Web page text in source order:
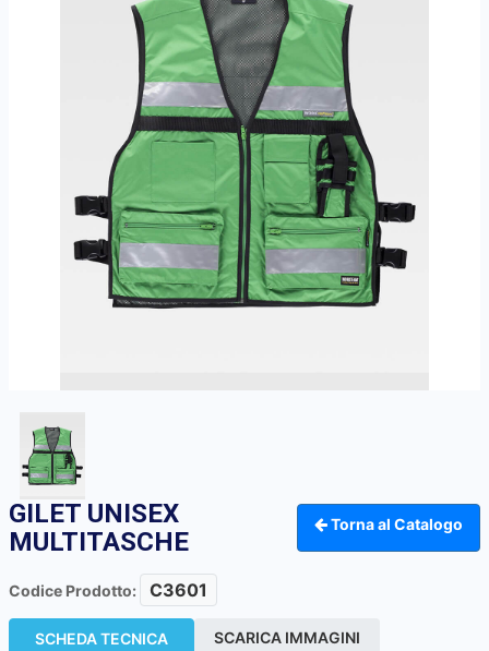
GILET UNISEX
MULTITASCHE
Torna al Catalogo
Codice Prodotto: C3601
SCHEDA TECNICA SCARICA IMMAGINI